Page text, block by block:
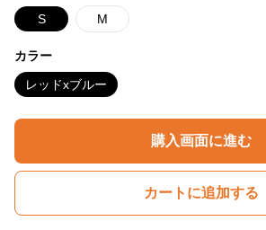
S M
カラー
レッドxブルー
購入画面に進む
カートに追加する